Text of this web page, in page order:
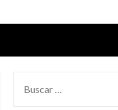
POR: